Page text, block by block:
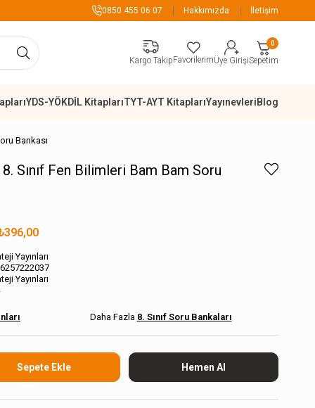
0850 455 06 07 Hakkımızda İletişim
Kargo TakipFavorilerimÜye GirişiSepetim
0
YDS-YÖKDİL KitaplarıTYT-AYT KitaplarıYayınevleriBlog
Bankası
8. Sınıf Fen Bilimleri Bam Bam Soru
Yayınları
Yayınları
8. Sınıf Soru Bankaları